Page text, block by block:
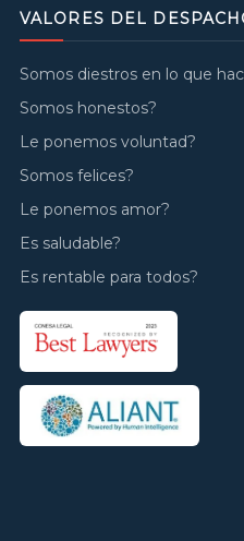
VALORES DEL
Somos diestros en lo que
Somos honestos?
Le ponemos voluntad?
Somos felices?
Le ponemos amor?
Es saludable?
Es rentable para todos?